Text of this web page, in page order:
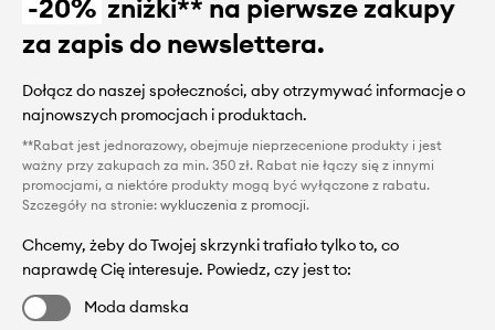
-20% zniżki** na pierwsze zakupy
za zapis do newslettera.
Dołącz do naszej społeczności, aby otrzymywać informacje o
najnowszych promocjach i produktach.
**Rabat jest jednorazowy, obejmuje nieprzecenione produkty i jest
ważny przy zakupach za min. 350 zł. Rabat nie łączy się z innymi
promocjami, a niektóre produkty mogą być wyłączone z rabatu.
Szczegóły na stronie: wykluczenia z promocji.
Chcemy, żeby do Twojej skrzynki trafiało tylko to, co
naprawdę Cię interesuje. Powiedz, czy jest to:
Moda damska